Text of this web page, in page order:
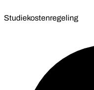
Studiekostenregeling